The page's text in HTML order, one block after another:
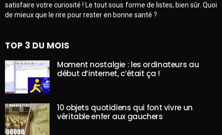
satisfaire votre curiosité ! Le tout sous forme de listes, bien sûr. Quoi
de mieux que le rire pour rester en bonne santé ?
TOP 3 DU MOIS
Moment nostalgie : les ordinateurs au
début d’internet, c’était ça !
10 objets quotidiens qui font vivre un
véritable enfer aux gauchers